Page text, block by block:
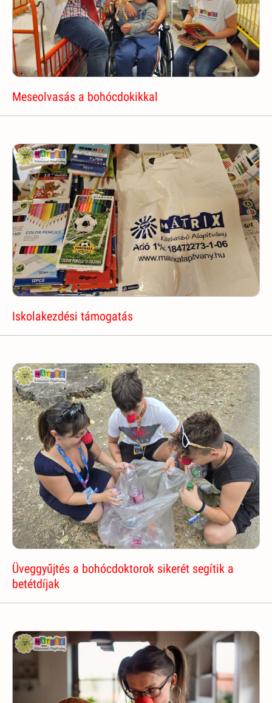
Meseolvasás a bohócdokikkal
Iskolakezdési támogatás
Üveggyűjtés a bohócdoktorok sikerét segítik a
betétdíjak